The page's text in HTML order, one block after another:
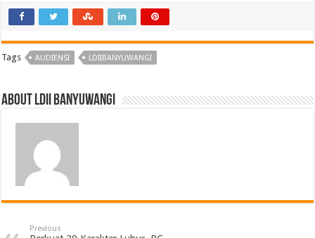
Tags AUDIENSI LDIIBANYUWANGI
About LDII BANYUWANGI
Previous